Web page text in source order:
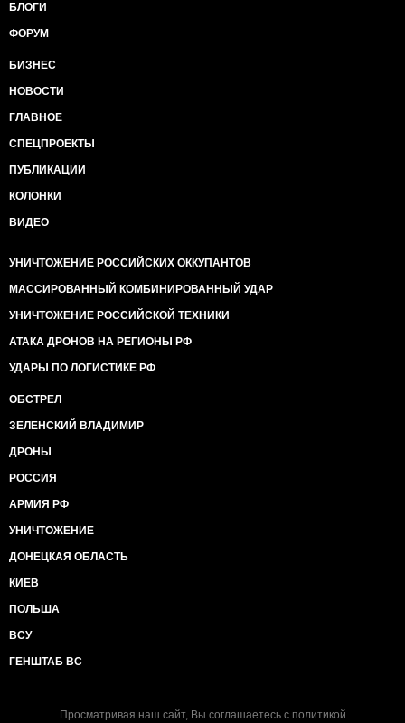
БЛОГИ
ФОРУМ
БИЗНЕС
НОВОСТИ
ГЛАВНОЕ
СПЕЦПРОЕКТЫ
ПУБЛИКАЦИИ
КОЛОНКИ
ВИДЕО
УНИЧТОЖЕНИЕ РОССИЙСКИХ ОККУПАНТОВ
МАССИРОВАННЫЙ КОМБИНИРОВАННЫЙ УДАР
УНИЧТОЖЕНИЕ РОССИЙСКОЙ ТЕХНИКИ
АТАКА ДРОНОВ НА РЕГИОНЫ РФ
УДАРЫ ПО ЛОГИСТИКЕ РФ
ОБСТРЕЛ
ЗЕЛЕНСКИЙ ВЛАДИМИР
ДРОНЫ
РОССИЯ
АРМИЯ РФ
УНИЧТОЖЕНИЕ
ДОНЕЦКАЯ ОБЛАСТЬ
КИЕВ
ПОЛЬША
ВСУ
ГЕНШТАБ ВС
Просматривая наш сайт, Вы соглашаетесь с политикой